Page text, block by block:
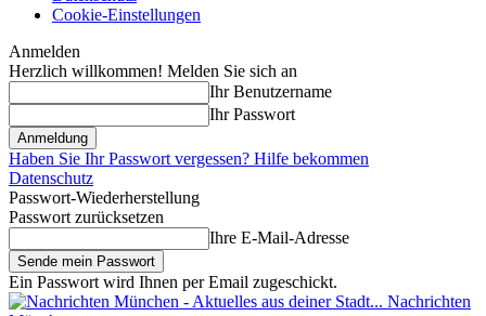
Cookie-Einstellungen
Anmelden
Herzlich willkommen! Melden Sie sich an
Ihr Benutzername
Ihr Passwort
Haben Sie Ihr Passwort vergessen? Hilfe bekommen
Datenschutz
Passwort-Wiederherstellung
Passwort zurücksetzen
Ihre E-Mail-Adresse
Ein Passwort wird Ihnen per Email zugeschickt.
Nachrichten